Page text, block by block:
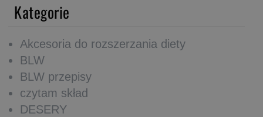
Kategorie
Akcesoria do rozszerzania diety
BLW
BLW przepisy
czytam skład
DESERY